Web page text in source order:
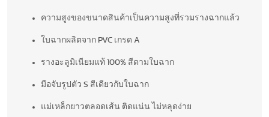
ความสูงของขนาดสินค้าเป็นความสูงที่รวมรางฉากแล้ว
ใบฉากผลิตจาก PVC เกรด A
รางอะลูมิเนียมแท้ 100% สีตามใบฉาก
มือจับรูปตัว S สีเดียวกับใบฉาก
แม่เหล็กยาวตลอดเส้น ติดแน่น ไม่หลุดง่าย